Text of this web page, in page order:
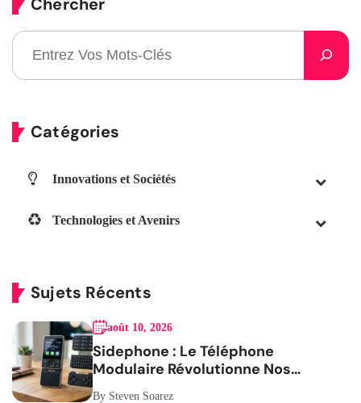
Catégories
Innovations et Sociétés
Technologies et Avenirs
Sujets Récents
août 10, 2026
Sidephone : Le Téléphone
Modulaire Révolutionne Nos
Habitudes
By Steven Soarez